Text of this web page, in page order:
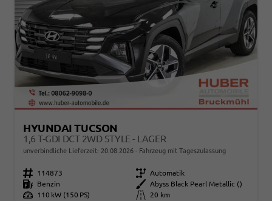
HYUNDAI TUCSON
1,6 T-GDI DCT 2WD STYLE - LAGER
unverbindliche Lieferzeit: 20.08.2026 Fahrzeug mit Tageszulassung
Fahrzeugnr. 114873 Getriebe Automatik
Kraftstoff
Benzin Außenfarbe
Abyss Black Pearl Metallic ()
Leistung
110 kW (150 PS) Kilometerstand
20 km